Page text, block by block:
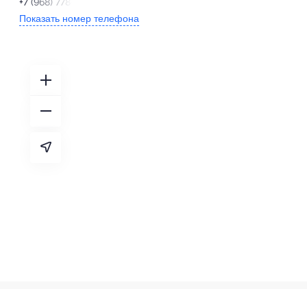
Показать номер телефона